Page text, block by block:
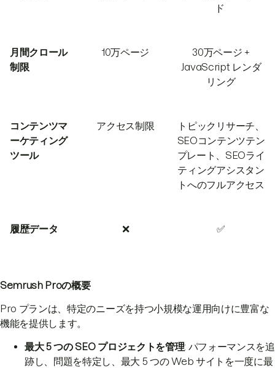
ド
月間クロール
制限
10万ページ
30万ページ +
JavaScript レンダ
リング
コンテンツマ
ーケティング
ツール
アクセス制限
トピックリサーチ、
SEOコンテンツテン
プレート、SEOライ
ティングアシスタン
トへのフルアクセス
履歴データ ❌ ✅
Semrush Proの概要
Pro プランは、特定のニーズを持つ小規模な運用向けに豊富な
機能を提供します。
最大 5 つの SEO プロジェクトを管理: パフォーマンスを追
跡し、問題を特定し、最大 5 つの Web サイトを一度に最